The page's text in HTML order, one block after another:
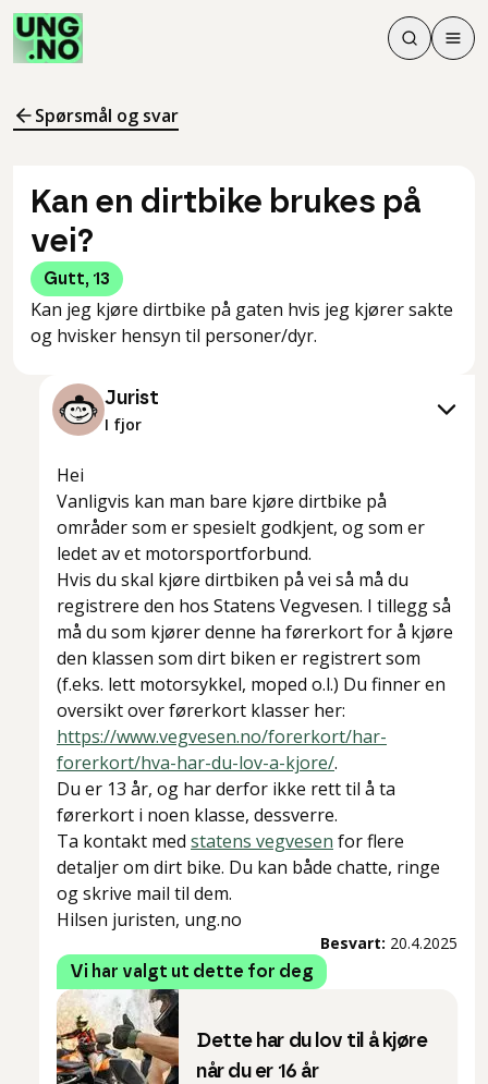
Søk
Søk
Meny
Spørsmål og svar
Kan en dirtbike brukes på
vei?
Gutt, 13
Kan jeg kjøre dirtbike på gaten hvis jeg kjører sakte
og hvisker hensyn til personer/dyr.
Jurist
I fjor
Hei
Vanligvis kan man bare kjøre dirtbike på
områder som er spesielt godkjent, og som er
ledet av et motorsportforbund.
Hvis du skal kjøre dirtbiken på vei så må du
registrere den hos Statens Vegvesen. I tillegg så
må du som kjører denne ha førerkort for å kjøre
den klassen som dirt biken er registrert som
(f.eks. lett motorsykkel, moped o.l.) Du finner en
oversikt over førerkort klasser her:
https://www.vegvesen.no/forerkort/har-
forerkort/hva-har-du-lov-a-kjore/.
Du er 13 år, og har derfor ikke rett til å ta
førerkort i noen klasse, dessverre.
Ta kontakt med statens vegvesen for flere
detaljer om dirt bike. Du kan både chatte, ringe
og skrive mail til dem.
Hilsen juristen, ung.no
Besvart: 20.4.2025
Vi har valgt ut dette for deg
Dette har du lov til å kjøre
når du er 16 år